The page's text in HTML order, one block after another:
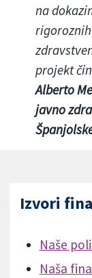
na
projekt
Alberto
javno
Izvori
Naše
Naša